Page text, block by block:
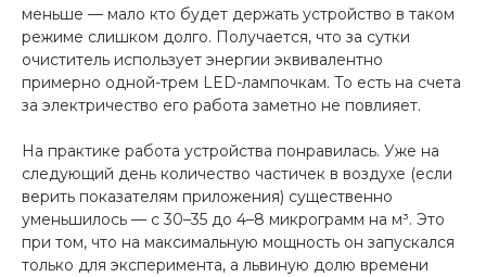
меньше — мало кто будет держать устройство в таком
режиме слишком долго. Получается, что за сутки
очиститель использует энергии эквивалентно
примерно одной-трем LED-лампочкам. То есть на счета
за электричество его работа заметно не повлияет.
На практике работа устройства понравилась. Уже на
следующий день количество частичек в воздухе (если
верить показателям приложения) существенно
уменьшилось — с 30–35 до 4–8 микрограмм на м³. Это
при том, что на максимальную мощность он запускался
только для эксперимента, а львиную долю времени